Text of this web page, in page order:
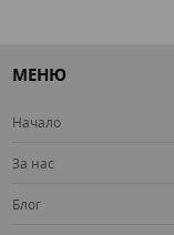
МЕНЮ
Начало
За нас
Блог